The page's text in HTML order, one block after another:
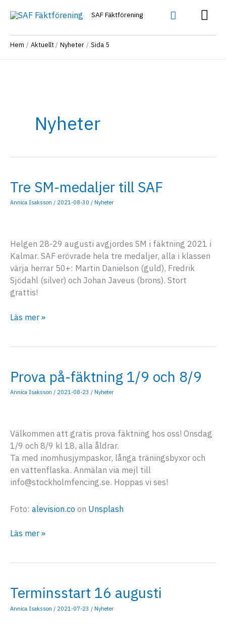
SAF Fäktförening Sök
Hem Aktuellt Nyheter Sida 5
Nyheter
Tre SM-medaljer till SAF
Annica Isaksson / 2021-08-30 / Nyheter
Helgen 28-29 augusti avgjordes SM i fäktning 2021 i
Kalmar. SAF erövrade hela tre medaljer, alla i klassen
värja herrar 50+: Martin Danielson (guld), Fredrik
Sjödahl (silver) och Johan Javeus (brons). Stort
grattis!
Tre
Läs mer »
Prova på-fäktning 1/9 och 8/9
Annica Isaksson / 2021-08-23 / Nyheter
Välkommen att gratis prova fäktning hos oss! Onsdag
1/9 och 8/9 kl 18, alla åldrar.
Ta med inomhusjympaskor, långa träningsbyxor och
en vattenflaska. Anmälan via mejl till
info@stockholmfencing.se. Hoppas vi ses!
Foto: alevision.co on Unsplash
Prova
8/9
Läs mer »
Terminsstart 16 augusti
Annica Isaksson / 2021-07-23 / Nyheter